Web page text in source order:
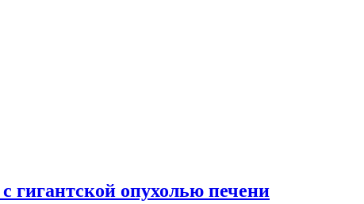
гигантской опухолью печени